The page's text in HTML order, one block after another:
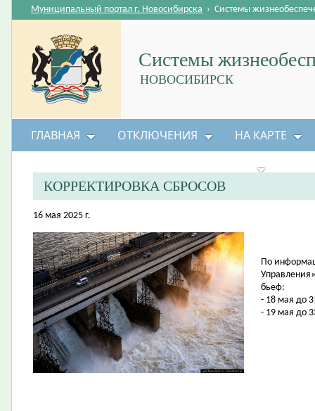
Системы
НОВОСИБИРСК
Муниципальный портал г. Новосибирска › Системы
ГЛАВНАЯ ОТКЛЮЧЕНИЯ НА КАРТЕ
КОРРЕКТИРОВКА СБРОСОВ
16 мая 2025 г.
По
бьеф:
- 18 мая до
- 19 мая до